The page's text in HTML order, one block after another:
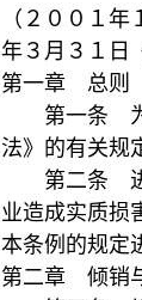
（２００１
年３月３１日
第一章 总则
第一条 为
法》的有关规
第二条 进
业造成实质损
本条例的规定
第二章 倾销